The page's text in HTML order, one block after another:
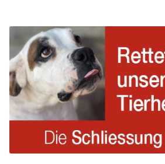
Happy End Stories
Regenbogenbrücke
Aktuelles
SALVA News
Reiseberichte